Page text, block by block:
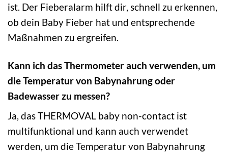
ist. Der Fieberalarm hilft dir, schnell zu erkennen,
ob dein Baby Fieber hat und entsprechende
Maßnahmen zu ergreifen.
Kann ich das Thermometer auch verwenden, um
die Temperatur von Babynahrung oder
Badewasser zu messen?
Ja, das THERMOVAL baby non-contact ist
multifunktional und kann auch verwendet
werden, um die Temperatur von Babynahrung